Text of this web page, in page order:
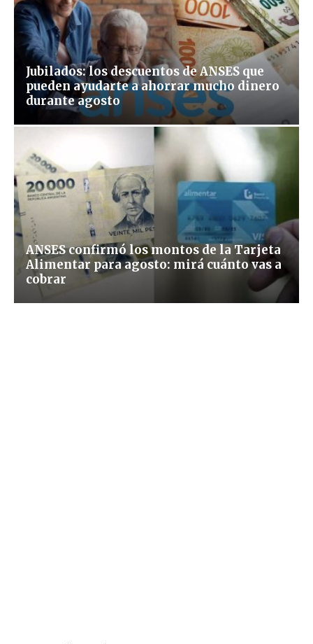
Jubilados: los descuentos de ANSES que
pueden ayudarte a ahorrar mucho dinero
durante agosto
ANSES confirmó los montos de la Tarjeta
Alimentar para agosto: mirá cuánto vas a
cobrar